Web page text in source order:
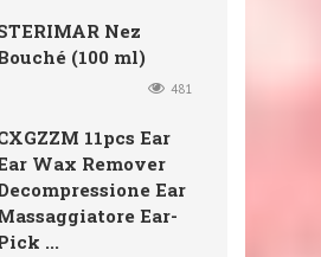
Nez
(100 ml)
481
11pcs Ear
Wax Remover
Ear
Ear-
...